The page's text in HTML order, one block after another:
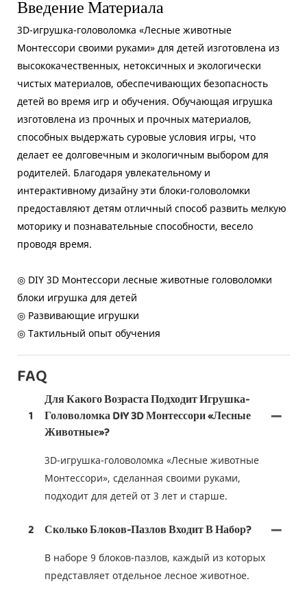
Введение Материала
3D-игрушка-головоломка «Лесные животные
Монтессори своими руками» для детей изготовлена ​​из
высококачественных, нетоксичных и экологически
чистых материалов, обеспечивающих безопасность
детей во время игр и обучения. Обучающая игрушка
изготовлена ​​из прочных и прочных материалов,
способных выдержать суровые условия игры, что
делает ее долговечным и экологичным выбором для
родителей. Благодаря увлекательному и
интерактивному дизайну эти блоки-головоломки
предоставляют детям отличный способ развить мелкую
моторику и познавательные способности, весело
проводя время.
◎ DIY 3D Монтессори лесные животные головоломки
блоки игрушка для детей
◎ Развивающие игрушки
◎ Тактильный опыт обучения
FAQ
1
Для Какого Возраста Подходит Игрушка-
Головоломка DIY 3D Монтессори «Лесные
Животные»?
3D-игрушка-головоломка «Лесные животные
Монтессори», сделанная своими руками,
подходит для детей от 3 лет и старше.
2 Сколько Блоков-Пазлов Входит В Набор?
В наборе 9 блоков-пазлов, каждый из которых
представляет отдельное лесное животное.